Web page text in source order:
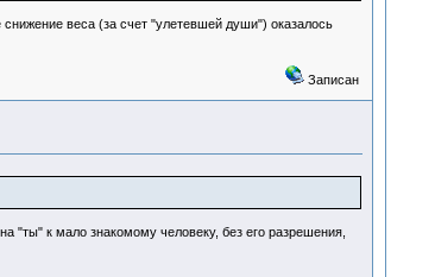
веса (за счет "улетевшей души") оказалось
Записан
к мало знакомому человеку, без его разрешения,